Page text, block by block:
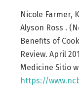
Nicole Farmer,
Alyson Ross .
Benefits of
Review. April
Medicine Sitio
https://